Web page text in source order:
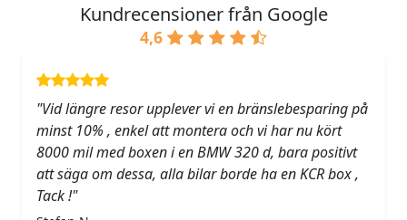
Kundrecensioner från Google
4,6
"Vid längre resor upplever vi en bränslebesparing på
minst 10% , enkel att montera och vi har nu kört
8000 mil med boxen i en BMW 320 d, bara positivt
att säga om dessa, alla bilar borde ha en KCR box ,
Tack !"